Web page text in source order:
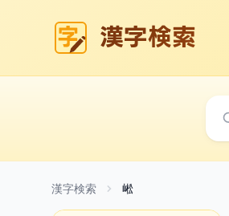
漢字検索
漢字検索 㟣